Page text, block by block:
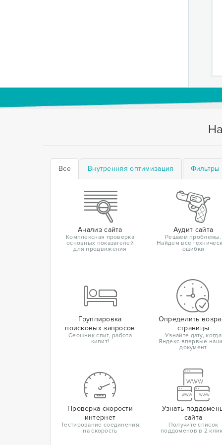
Все Внутренняя оптимизация Фильтры
Анализ сайта
Комплексная проверка
основных показателей
для продвижения
Аудит сайта
Решаем проблемы.
Найдем все
ошибки
Группировка
поисковых запросов
Сеошник спит, работа
кипит!
Определить
страницы
Узнайте дату, когда
Яндекс впервые
документ
Проверка скорости
интернет
Тестирование соединения
на скорость
Узнать
сайта
Получите список
поддоменов в 2